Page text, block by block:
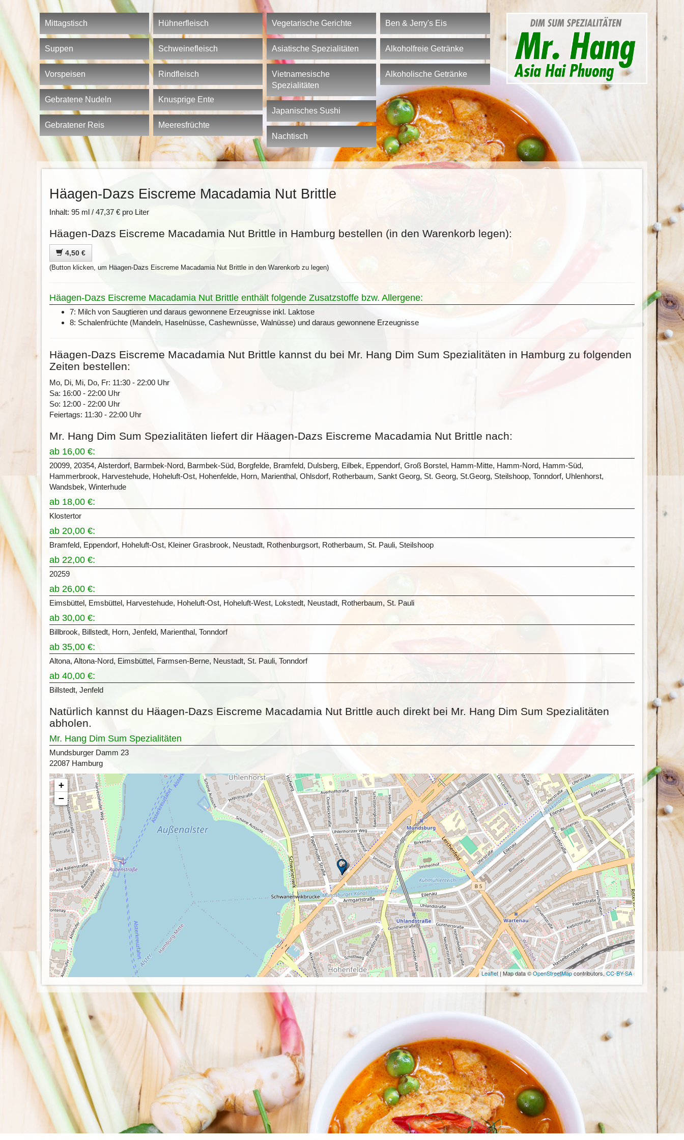
Mittagstisch
Suppen
Vorspeisen
Gebratene Nudeln
Gebratener Reis
Hühnerfleisch
Schweinefleisch
Rindfleisch
Knusprige Ente
Meeresfrüchte
Vegetarische Gerichte
Asiatische Spezialitäten
Vietnamesische
Spezialitäten
Japanisches Sushi
Nachtisch
Ben & Jerry's Eis
Alkoholfreie Getränke
Alkoholische Getränke
Häagen-Dazs Eiscreme Macadamia Nut Brittle
Inhalt: 95 ml / 47,37 € pro Liter
Häagen-Dazs Eiscreme Macadamia Nut Brittle in Hamburg bestellen (in den Warenkorb legen):
4,50 €
(Button klicken, um Häagen-Dazs Eiscreme Macadamia Nut Brittle in den Warenkorb zu legen)
Häagen-Dazs Eiscreme Macadamia Nut Brittle enthält folgende Zusatzstoffe bzw. Allergene:
7: Milch von Saugtieren und daraus gewonnene Erzeugnisse inkl. Laktose
8: Schalenfrüchte (Mandeln, Haselnüsse, Cashewnüsse, Walnüsse) und daraus gewonnene Erzeugnisse
Häagen-Dazs Eiscreme Macadamia Nut Brittle kannst du bei Mr. Hang Dim Sum Spezialitäten in Hamburg zu folgenden
Zeiten bestellen:
Mo, Di, Mi, Do, Fr: 11:30 - 22:00 Uhr
Sa: 16:00 - 22:00 Uhr
So: 12:00 - 22:00 Uhr
Feiertags: 11:30 - 22:00 Uhr
Mr. Hang Dim Sum Spezialitäten liefert dir Häagen-Dazs Eiscreme Macadamia Nut Brittle nach:
ab 16,00 €:
20099, 20354, Alsterdorf, Barmbek-Nord, Barmbek-Süd, Borgfelde, Bramfeld, Dulsberg, Eilbek, Eppendorf, Groß Borstel, Hamm-Mitte, Hamm-Nord, Hamm-Süd,
Hammerbrook, Harvestehude, Hoheluft-Ost, Hohenfelde, Horn, Marienthal, Ohlsdorf, Rotherbaum, Sankt Georg, St. Georg, St.Georg, Steilshoop, Tonndorf, Uhlenhorst,
Wandsbek, Winterhude
ab 18,00 €:
Klostertor
ab 20,00 €:
Bramfeld, Eppendorf, Hoheluft-Ost, Kleiner Grasbrook, Neustadt, Rothenburgsort, Rotherbaum, St. Pauli, Steilshoop
ab 22,00 €:
20259
ab 26,00 €:
Eimsbüttel, Emsbüttel, Harvestehude, Hoheluft-Ost, Hoheluft-West, Lokstedt, Neustadt, Rotherbaum, St. Pauli
ab 30,00 €:
Billbrook, Billstedt, Horn, Jenfeld, Marienthal, Tonndorf
ab 35,00 €:
Altona, Altona-Nord, Eimsbüttel, Farmsen-Berne, Neustadt, St. Pauli, Tonndorf
ab 40,00 €:
Billstedt, Jenfeld
Natürlich kannst du Häagen-Dazs Eiscreme Macadamia Nut Brittle auch direkt bei Mr. Hang Dim Sum Spezialitäten
abholen.
Mr. Hang Dim Sum Spezialitäten
Mundsburger Damm 23
22087 Hamburg
+
−
Leaflet | Map data ©OpenStreetMapcontributors, CC-BY-SA